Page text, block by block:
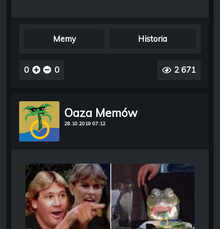
Memy Historia
0 0 2 671
Oaza Memów
28.10.2019 07:12